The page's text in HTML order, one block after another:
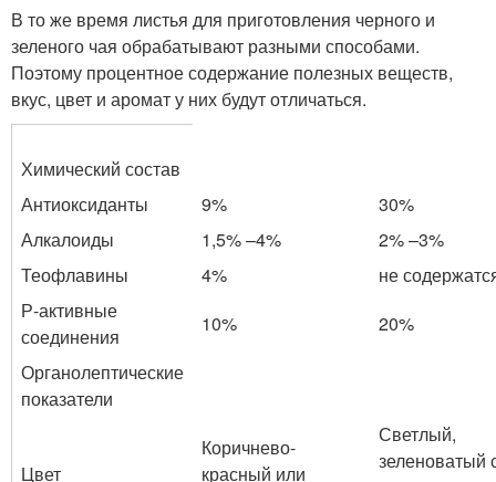
В то же время листья для приготовления черного и
зеленого чая обрабатывают разными способами.
Поэтому процентное содержание полезных веществ,
вкус, цвет и аромат у них будут отличаться.
Химический состав
Антиоксиданты
9%
30%
Алкалоиды
1,5% –4%
2% –3%
Теофлавины
4%
не
Р-активные
соединения
10%
20%
Органолептические
показатели
Цвет
Коричнево-
красный или
Светлый,
зеленоватый